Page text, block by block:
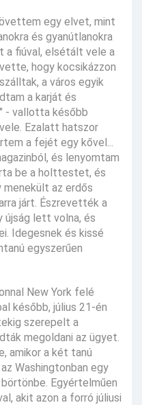
egy elvet, mint
és gyanútlanokra
a fiúval, elsétált vele a
hogy kocsikázzon
a város egyik
a karját és
- vallotta később
Ezalatt hatszor
a fejét egy kővel...
és lenyomtam
be a holttestet, és
az erdős
járt. Észrevették a
újság lett volna, és
Idegesnek és kissé
egyszerűen
New York felé
később, július 21-én
szerepelt a
megoldani az ügyet.
amikor a két tanú
Washingtonban egy
Egyértelműen
akit azon a forró júliusi